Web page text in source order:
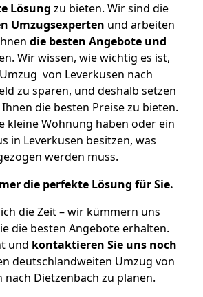
Lösung zu bieten. Wir sind die
Umzugsexperten und arbeiten
die besten Angebote und
Wir wissen, wie wichtig es ist,
von Leverkusen nach
zu sparen, und deshalb setzen
die besten Preise zu bieten.
kleine Wohnung haben oder ein
in Leverkusen besitzen, was
werden muss.
die perfekte Lösung für Sie.
die Zeit – wir kümmern uns
die besten Angebote erhalten.
und kontaktieren Sie uns noch
deutschlandweiten Umzug von
nach Dietzenbach zu planen.